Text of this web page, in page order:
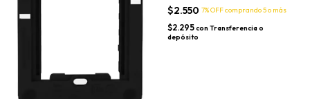
$2.550 7% OFFcomprando 5 o más
$2.295con Transferencia o
depósito